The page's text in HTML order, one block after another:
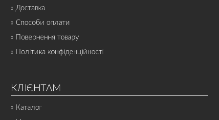
» Доставка
» Способи оплати
» Повернення товару
» Політика конфіденційності
КЛІЄНТАМ
» Каталог